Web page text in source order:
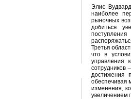
Элис
наиболее
рыночных
добиться
Третья
что в
управления
сотрудников
достижения
обеспечивая
изменения,
увеличением